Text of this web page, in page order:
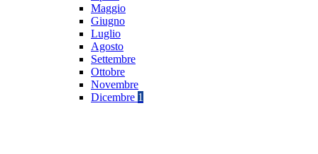
Maggio
Giugno
Luglio
Agosto
Settembre
Ottobre
Novembre
Dicembre 1